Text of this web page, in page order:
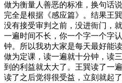
做为衡量人善恶的标准，换句话
完全是根据《感应篇》。结果王
没有接受审判之前，没进衙门，
一遍时间不长，你一个字一个字
钟。所以我劝大家是每天最好能
做为定课，读一遍就十分钟，读
到的利益就太大了。王巽读了一
读了之后觉得很受益，立刻就起